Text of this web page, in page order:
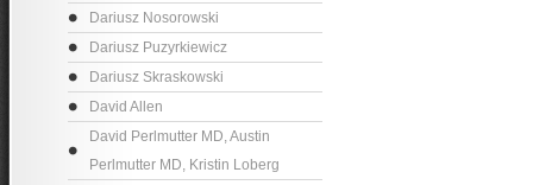
Dariusz Nosorowski
Dariusz Puzyrkiewicz
Dariusz Skraskowski
David Allen
David Perlmutter MD, Austin
Perlmutter MD, Kristin Loberg